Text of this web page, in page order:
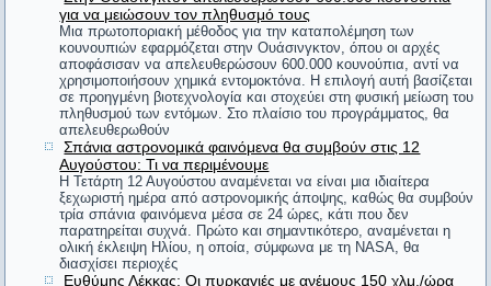
Ό,τι σπείρεις θα θερίσεις.
Πράξεις Αποστόλων
Δημοσιογράφος είναι αυτός που, εκ των υστέρων, ξέρει τα
πάντα εκ των προτέρων.
Karl Kraus
H αποταμίευση είναι πολύ ωραίο πράγμα. Ειδικά όταν οι
γονείς σου το έχουν κάνει για σένα.
Winston Churchill
φθείρεις την κόρην».
#6. Επαινούσαν μερικοί μπροστά στον Άγη τους
Ηλείους, γιατί ήταν πολύ δίκαιοι κριτές στους
Ολυμπιακούς αγώνες. Ο Άγης ρώτησε με απορία:
«Και είναι τόσο σπουδαίο το ότι οι Ηλείοι μια
φορά στα τέσσερα χρόνια γίνονται δίκαιοι;»
για να μειώσουν τον πληθυσμό τους
Μια πρωτοποριακή μέθοδος για την καταπολέμηση των
κουνουπιών εφαρμόζεται στην Ουάσινγκτον, όπου οι αρχές
αποφάσισαν να απελευθερώσουν 600.000 κουνούπια, αντί να
χρησιμοποιήσουν χημικά εντομοκτόνα. Η επιλογή αυτή βασίζεται
σε προηγμένη βιοτεχνολογία και στοχεύει στη φυσική μείωση του
πληθυσμού των εντόμων. Στο πλαίσιο του προγράμματος, θα
απελευθερωθούν
Σπάνια αστρονομικά φαινόμενα θα συμβούν στις 12
Αυγούστου: Τι να περιμένουμε
Η Τετάρτη 12 Αυγούστου αναμένεται να είναι μια ιδιαίτερα
ξεχωριστή ημέρα από αστρονομικής άποψης, καθώς θα συμβούν
τρία σπάνια φαινόμενα μέσα σε 24 ώρες, κάτι που δεν
παρατηρείται συχνά. Πρώτο και σημαντικότερο, αναμένεται η
ολική έκλειψη Ηλίου, η οποία, σύμφωνα με τη NASA, θα
διασχίσει περιοχές
Ευθύμης Λέκκας: Οι πυρκαγιές με ανέμους 150 χλμ./ώρα